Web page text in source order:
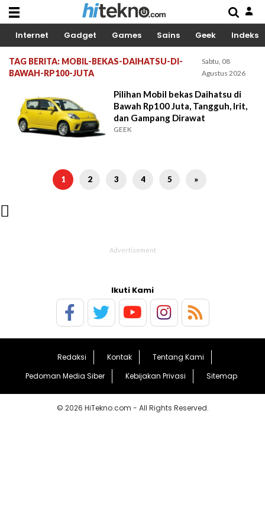
Internet Gadget Games Sains Geek Indeks
TAG BERITA: MOBIL-BEKAS-DAIHATSU-DI-
BAWAH-RP100-JUTA
Sabtu, 08
Agustus 2026
Pilihan Mobil bekas Daihatsu di
Bawah Rp100 Juta, Tangguh, Irit,
dan Gampang Dirawat
GEEK
1 2 3 4 5 »

Ikuti Kami
Redaksi Kontak
Tentang Kami
Pedoman Media Siber
Kebijakan Privasi Sitemap
© 2026 HiTekno.com - All Rights Reserved.